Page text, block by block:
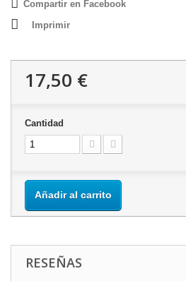
Compartir en Facebook
Imprimir
17,50 €
Cantidad
Añadir al carrito
RESEÑAS